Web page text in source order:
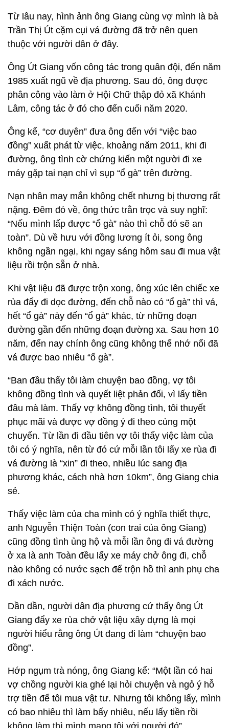
Từ lâu nay, hình ảnh ông Giang cùng vợ mình là bà
Trần Thị Út cặm cụi vá đường đã trở nên quen
thuộc với người dân ở đây.
Ông Út Giang vốn công tác trong quân đội, đến năm
1985 xuất ngũ về địa phương. Sau đó, ông được
phân công vào làm ở Hội Chữ thập đỏ xã Khánh
Lâm, công tác ở đó cho đến cuối năm 2020.
Ông kể, “cơ duyên” đưa ông đến với “việc bao
đồng” xuất phát từ việc, khoảng năm 2011, khi đi
đường, ông tình cờ chứng kiến một người đi xe
máy gặp tai nạn chỉ vì sụp “ổ gà” trên đường.
Nạn nhân may mắn không chết nhưng bị thương rất
nặng. Đêm đó về, ông thức trằn trọc và suy nghĩ:
“Nếu mình lấp được “ổ gà” nào thì chỗ đó sẽ an
toàn”. Dù về hưu với đồng lương ít ỏi, song ông
không ngần ngại, khi ngay sáng hôm sau đi mua vật
liệu rồi trộn sẵn ở nhà.
Khi vật liệu đã được trộn xong, ông xúc lên chiếc xe
rùa đẩy đi dọc đường, đến chỗ nào có “ổ gà” thì vá,
hết “ổ gà” này đến “ổ gà” khác, từ những đoạn
đường gần đến những đoạn đường xa. Sau hơn 10
năm, đến nay chính ông cũng không thể nhớ nổi đã
vá được bao nhiêu “ổ gà”.
“Ban đầu thấy tôi làm chuyện bao đồng, vợ tôi
không đồng tình và quyết liệt phản đối, vì lấy tiền
đâu mà làm. Thấy vợ không đồng tình, tôi thuyết
phục mãi và được vợ đồng ý đi theo cùng một
chuyến. Từ lần đi đầu tiên vợ tôi thấy việc làm của
tôi có ý nghĩa, nên từ đó cứ mỗi lần tôi lấy xe rùa đi
vá đường là “xin” đi theo, nhiều lúc sang địa
phương khác, cách nhà hơn 10km”, ông Giang chia
sẻ.
Thấy việc làm của cha mình có ý nghĩa thiết thực,
anh Nguyễn Thiện Toàn (con trai của ông Giang)
cũng đồng tình ủng hộ và mỗi lần ông đi vá đường
ở xa là anh Toàn đều lấy xe máy chở ông đi, chỗ
nào không có nước sạch để trộn hồ thì anh phụ cha
đi xách nước.
Dần dần, người dân địa phương cứ thấy ông Út
Giang đẩy xe rùa chở vật liệu xây dựng là mọi
người hiểu rằng ông Út đang đi làm “chuyện bao
đồng”.
Hớp ngụm trà nóng, ông Giang kể: “Một lần có hai
vợ chồng người kia ghé lại hỏi chuyện và ngỏ ý hỗ
trợ tiền để tôi mua vật tư. Nhưng tôi không lấy, mình
có bao nhiêu thì làm bấy nhiêu, nếu lấy tiền rồi
không làm thì mình mang tội với người đó”.